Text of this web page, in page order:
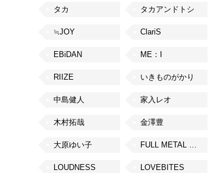
タカ タカアンドトシ
≒JOY ClariS
EBiDAN ME：I
RIIZE いきものがかり
中島健人 家入レオ
木村拓哉 金澤豊
大原ゆい子 FULL METAL JAPAN 2026
LOUDNESS LOVEBITES